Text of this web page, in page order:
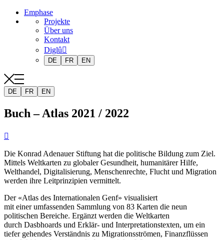
Emphase
Projekte
Über uns
Kontakt
Diglû
DE FR EN
DE FR EN
Buch – Atlas 2021 / 2022

Die Konrad Adenauer Stiftung hat die politische Bildung zum Ziel.
Mittels Weltkarten zu globaler Gesundheit, humanitärer Hilfe,
Welthandel, Digitalisierung, Menschenrechte, Flucht und Migration
werden ihre Leitprinzipien vermittelt.
Der «Atlas des Internationalen Genf» visualisiert
mit einer umfassenden Sammlung von 83 Karten die neun
politischen Bereiche. Ergänzt werden die Weltkarten
durch Dasbhoards und Erklär- und Interpretationstexten, um ein
tiefer gehendes Verständnis zu Migrationsströmen, Finanzflüssen